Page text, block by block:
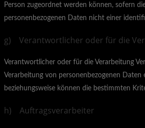
Person zugeordnet werden können, sofern
personenbezogenen Daten nicht einer
g) Verantwortlicher oder für die
Verantwortlicher oder für die Verarbeitung
Verarbeitung von personenbezogenen
beziehungsweise können die bestimmten
h) Auftragsverarbeiter